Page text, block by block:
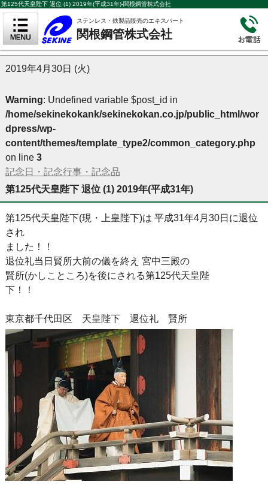
第125代天皇陛下 退位 (1) 2019年(平成31年)-関根鋼管株式会社
ステンレス・鉄製品販売のエキスパート
関根鋼管株式会社
2019年4月30日 (火)
Warning: Undefined variable $post_id in
/home/sekinekokank/sekinekokan.co.jp/public_html/wor
dpress/wp-
content/themes/template_type2/common_category.php
on line 3
記念日・記念行事・記念品
第125代天皇陛下 退位 (1) 2019年(平成31年)
第125代天皇陛下(現・上皇陛下)は 平成31年4月30日に退位
され
ました！！
退位礼当日賢所大前の儀を終え 宮中三殿の
賢所(かしこところ)を後にされる第125代天皇陛
下！！
東京都千代田区 天皇陛下 退位礼 賢所